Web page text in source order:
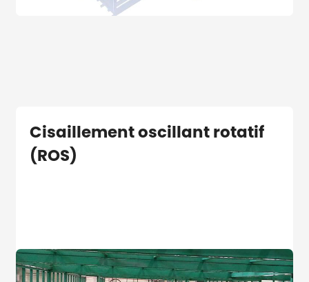
Cisaillement oscillant rotatif
(ROS)